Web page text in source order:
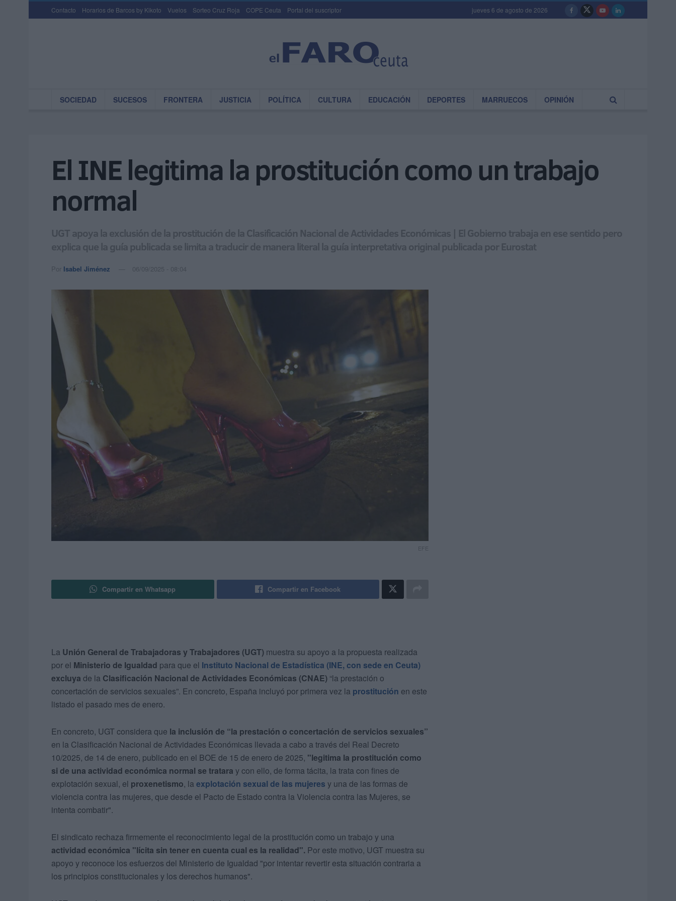
Contacto Horarios de Barcos by Kikoto Vuelos Sorteo Cruz Roja COPE Ceuta Portal del suscriptor jueves 6 de agosto de 2026
SOCIEDAD SUCESOS FRONTERA JUSTICIA POLÍTICA CULTURA EDUCACIÓN DEPORTES MARRUECOS OPINIÓN
El INE legitima la prostitución como un trabajo
normal
UGT apoya la exclusión de la prostitución de la Clasificación Nacional de Actividades Económicas | El Gobierno trabaja en ese sentido pero
explica que la guía publicada se limita a traducir de manera literal la guía interpretativa original publicada por Eurostat
Por Isabel Jiménez 06/09/2025 - 08:04
EFE
Compartir en Whatsapp Compartir en Facebook
La Unión General de Trabajadoras y Trabajadores (UGT) muestra su apoyo a la propuesta realizada
por el Ministerio de Igualdad para que el Instituto Nacional de Estadística (INE, con sede en Ceuta)
excluya de la Clasificación Nacional de Actividades Económicas (CNAE) “la prestación o
concertación de servicios sexuales”. En concreto, España incluyó por primera vez la prostitución en este
listado el pasado mes de enero.
En concreto, UGT considera que la inclusión de “la prestación o concertación de servicios sexuales”
en la Clasificación Nacional de Actividades Económicas llevada a cabo a través del Real Decreto
10/2025, de 14 de enero, publicado en el BOE de 15 de enero de 2025, "legitima la prostitución como
si de una actividad económica normal se tratara y con ello, de forma tácita, la trata con fines de
explotación sexual, el proxenetismo, la explotación sexual de las mujeres y una de las formas de
violencia contra las mujeres, que desde el Pacto de Estado contra la Violencia contra las Mujeres, se
intenta combatir".
El sindicato rechaza firmemente el reconocimiento legal de la prostitución como un trabajo y una
actividad económica "lícita sin tener en cuenta cual es la realidad". Por este motivo, UGT muestra su
apoyo y reconoce los esfuerzos del Ministerio de Igualdad "por intentar revertir esta situación contraria a
los principios constitucionales y los derechos humanos".